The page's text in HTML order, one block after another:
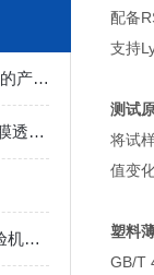
食品保鲜膜氧气透过率测试仪的产品介绍
GB/T 1038标准测试方法与薄膜透气性能测试仪介绍
XLW（PC）智能电子拉力试验机热封强度试验方法
配备
支持
测试
将试
值变
塑料
GB/T